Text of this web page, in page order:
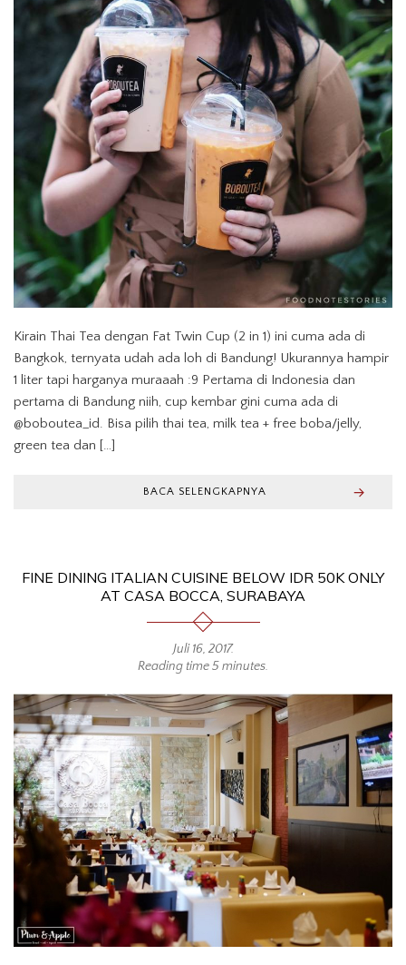
Kirain Thai Tea dengan Fat Twin Cup (2 in 1) ini cuma ada di
Bangkok, ternyata udah ada loh di Bandung! Ukurannya hampir
1 liter tapi harganya muraaah :9 Pertama di Indonesia dan
pertama di Bandung niih, cup kembar gini cuma ada di
@boboutea_id. Bisa pilih thai tea, milk tea + free boba/jelly,
green tea dan […]
BACA SELENGKAPNYA
FINE DINING ITALIAN CUISINE BELOW IDR 50K ONLY
AT CASA BOCCA, SURABAYA
Juli 16, 2017.
Reading time 5 minutes.